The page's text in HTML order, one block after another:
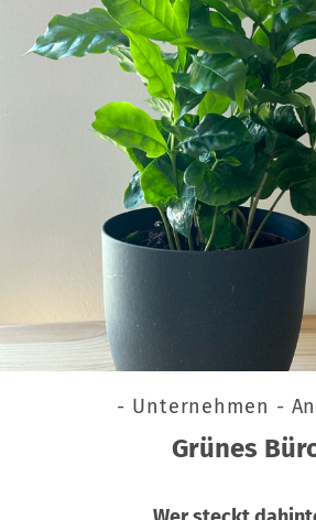
- Unternehmen -
Grünes